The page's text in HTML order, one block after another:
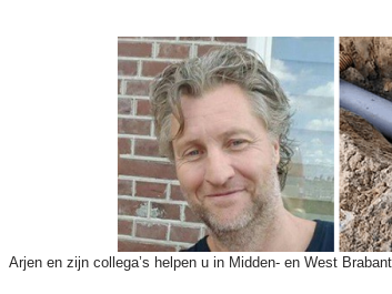
Arjen en zijn collega’s helpen u in Midden- en West